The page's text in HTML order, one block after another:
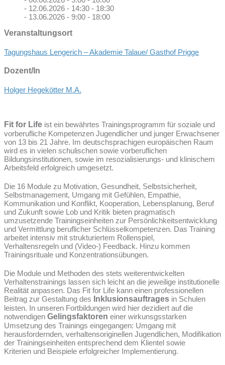
- 12.06.2026 - 14:30 - 18:30
- 13.06.2026 - 9:00 - 18:00
Veranstaltungsort
Tagungshaus Lengerich – Akademie Talaue/ Gasthof Prigge
Dozent/In
Holger Hegekötter M.A.
Fit for Life ist ein bewährtes Trainingsprogramm für soziale und
vorberufliche Kompetenzen Jugendlicher und junger Erwachsener
von 13 bis 21 Jahre. Im deutschsprachigen europäischen Raum
wird es in vielen schulischen sowie vorberuflichen
Bildungsinstitutionen, sowie im resozialisierungs- und klinischem
Arbeitsfeld erfolgreich umgesetzt.
Die 16 Module zu Motivation, Gesundheit, Selbstsicherheit,
Selbstmanagement, Umgang mit Gefühlen, Empathie,
Kommunikation und Konflikt, Kooperation, Lebensplanung, Beruf
und Zukunft sowie Lob und Kritik bieten pragmatisch
umzusetzende Trainingseinheiten zur Persönlichkeitsentwicklung
und Vermittlung beruflicher Schlüsselkompetenzen. Das Training
arbeitet intensiv mit strukturiertem Rollenspiel,
Verhaltensregeln und (Video-) Feedback. Hinzu kommen
Trainingsrituale und Konzentrationsübungen.
Die Module und Methoden des stets weiterentwickelten
Verhaltenstrainings lassen sich leicht an die jeweilige institutionelle
Realität anpassen. Das Fit for Life kann einen professionellen
Beitrag zur Gestaltung des Inklusionsauftrages in Schulen
leisten. In unseren Fortbildungen wird hier dezidiert auf die
notwendigen Gelingsfaktoren einer wirkunsgsstarken
Umsetzung des Trainings eingegangen: Umgang mit
herausfordernden, verhaltensoriginellen Jugendlichen, Modifikation
der Trainingseinheiten entsprechend dem Klientel sowie
Kriterien und Beispiele erfolgreicher Implementierung.